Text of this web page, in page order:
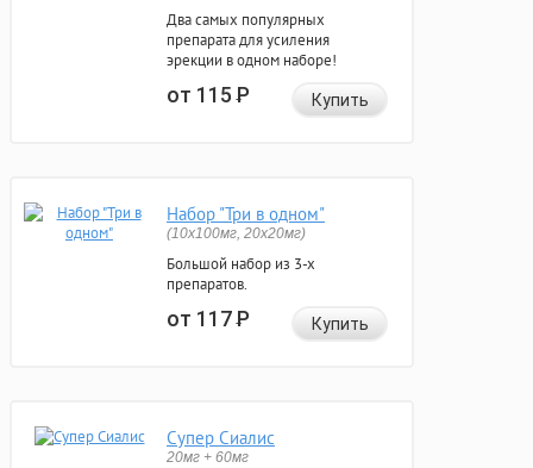
Два самых популярных
препарата для усиления
эрекции в одном наборе!
от 115Р Купить
Набор "Три в одном"
(10x100мг, 20x20мг)
Большой набор из 3-х
препаратов.
от 117Р Купить
Супер Сиалис
20мг + 60мг